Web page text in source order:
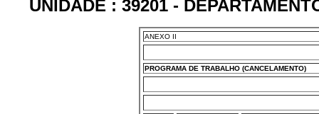
UNIDADE : 39201 -
ANEXO II
PROGRAMA DE TRABALHO (CANCELAMENTO)